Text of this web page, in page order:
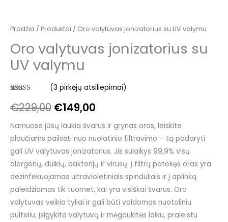
Pradžia / Produktai / Oro valytuvas jonizatorius su UV valymu
Oro valytuvas jonizatorius su
UV valymu
5.00iš 5
(viso
(3 pirkėjų atsiliepimai)
€229,00 €149,00
Namuose jūsų laukia švarus ir grynas oras, leiskite
plaučiams pailsėti nuo nuolatinio filtravimo – tą padaryti
gali UV valytuvas jonizatorius. Jis sulaikys 99,9% visų
alergenų, dulkių, bakterijų ir virusų. Į filtrą patekęs oras yra
dezinfekuojamas ultravioletiniais spinduliais ir į aplinką
paleidžiamas tik tuomet, kai yra visiškai švarus. Oro
valytuvas veikia tyliai ir gali būti valdomas nuotoliniu
pulteliu. Įsigykite valytuvą ir mėgaukitės laiku, praleistu